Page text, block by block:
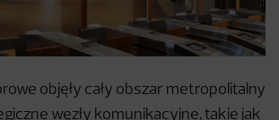
objęły cały obszar metropolitalny
węzły komunikacyjne, takie jak